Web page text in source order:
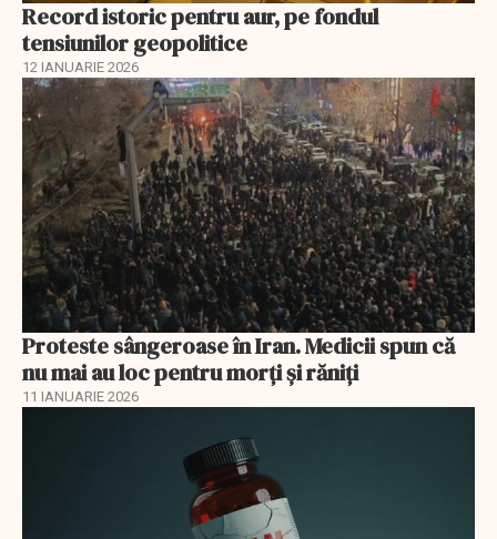
Record istoric pentru aur, pe fondul
tensiunilor geopolitice
12 IANUARIE 2026
Proteste sângeroase în Iran. Medicii spun că
nu mai au loc pentru morți și răniți
11 IANUARIE 2026